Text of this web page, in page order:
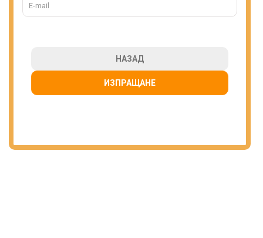
НАЗАД
ИЗПРАЩАНЕ